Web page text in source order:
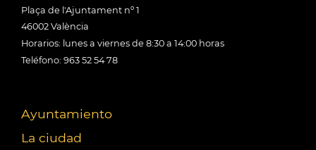
Plaça de l'Ajuntament nº 1
46002 València
Horarios: lunes a viernes de 8:30 a 14:00 horas
Teléfono: 963 52 54 78
Ayuntamiento
La ciudad